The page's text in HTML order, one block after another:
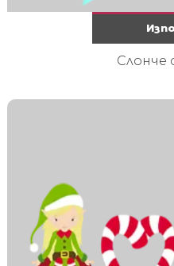
Слонче